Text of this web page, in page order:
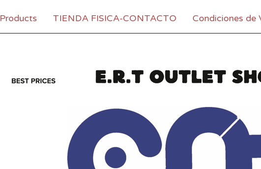
Products TIENDA FISICA-CONTACTO Condiciones de